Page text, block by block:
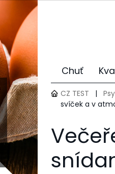
Chuť
CZ TEST |
svíček a v